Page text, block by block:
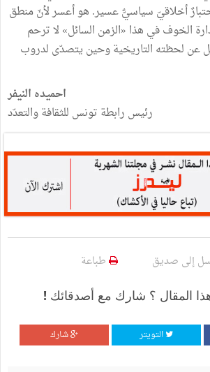
أخلاقيّ سياسيٌّ عسير. هو أعسر لأنّ منطق
الخوف في هذا «الزمن السائل» لا ترحم
عن لحظته التاريخية وحين يتصدّى لدروب
احميده النيفر
رئيس رابطة تونس للثقافة والتعدّد
إلى صديق طباعة
المقال ؟ شارك مع أصدقائك !
التويتر شارك